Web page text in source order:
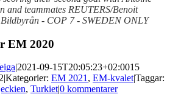
and teammates REUTERS/Benoit
- COP 7 - SWEDEN ONLY
EM 2020
|2021-09-15T20:05:23+02:0015
|Kategorier: EM 2021, EM-kvalet|Taggar:
, Turkiet|0 kommentarer